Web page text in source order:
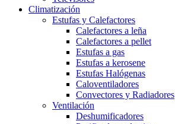
Climatización
Estufas y Calefactores
Calefactores a leña
Calefactores a pellet
Estufas a gas
Estufas a kerosene
Estufas Halógenas
Caloventiladores
Convectores y Radiadores
Ventilación
Deshumificadores